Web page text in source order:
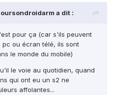
a dit :
pour ça (car s'ils peuvent
ou écran télé, ils sont
le monde du mobile)
le voie au quotidien, quand
qui ont eu un s2 ne
affolantes...